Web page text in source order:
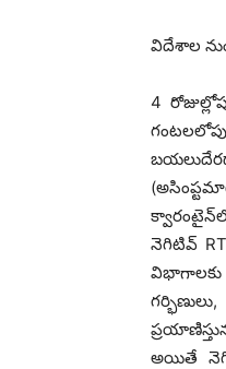
విదేశాల
4
నెగిటివ్
విభాగాలకు
అయితే